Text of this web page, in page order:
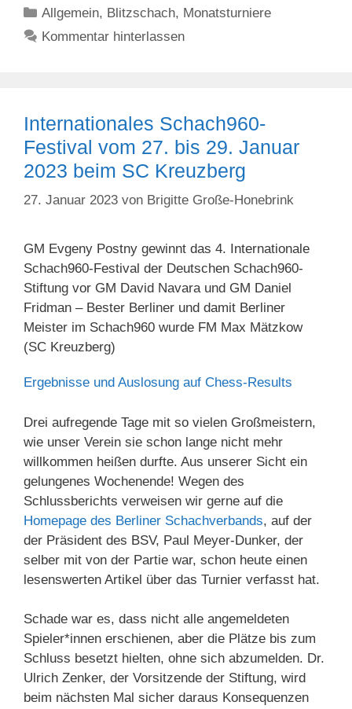
Kategorien
Allgemein, Blitzschach, Monatsturniere
Kommentar hinterlassen
Internationales Schach960-
Festival vom 27. bis 29. Januar
2023 beim SC Kreuzberg
27. Januar 2023 von Brigitte Große-Honebrink
GM Evgeny Postny gewinnt das 4. Internationale
Schach960-Festival der Deutschen Schach960-
Stiftung vor GM David Navara und GM Daniel
Fridman – Bester Berliner und damit Berliner
Meister im Schach960 wurde FM Max Mätzkow
(SC Kreuzberg)
Ergebnisse und Auslosung auf Chess-Results
Drei aufregende Tage mit so vielen Großmeistern,
wie unser Verein sie schon lange nicht mehr
willkommen heißen durfte. Aus unserer Sicht ein
gelungenes Wochenende! Wegen des
Schlussberichts verweisen wir gerne auf die
Homepage des Berliner Schachverbands, auf der
der Präsident des BSV, Paul Meyer-Dunker, der
selber mit von der Partie war, schon heute einen
lesenswerten Artikel über das Turnier verfasst hat.
Schade war es, dass nicht alle angemeldeten
Spieler*innen erschienen, aber die Plätze bis zum
Schluss besetzt hielten, ohne sich abzumelden. Dr.
Ulrich Zenker, der Vorsitzende der Stiftung, wird
beim nächsten Mal sicher daraus Konsequenzen